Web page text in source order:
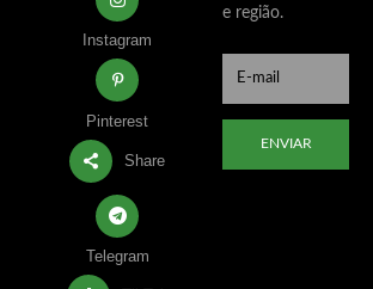
Instagram
Pinterest
Share
Telegram
e região.
ENVIAR